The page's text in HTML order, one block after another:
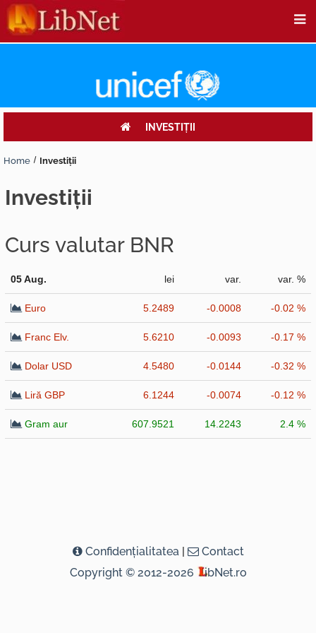
INVESTIŢII
Home Investiţii
investiţii
Curs valutar BNR
05 Aug. lei var. var. %
Euro 5.2489 -0.0008 -0.02 %
Franc Elv. 5.6210 -0.0093 -0.17 %
Dolar USD 4.5480 -0.0144 -0.32 %
Liră GBP 6.1244 -0.0074 -0.12 %
Gram aur 607.9521 14.2243 2.4 %
Confidenţialitatea |
Contact
Copyright © 2012-2026
ibNet.ro